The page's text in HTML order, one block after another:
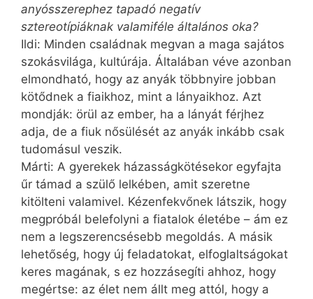
anyósszerephez tapadó negatív
sztereotípiáknak valamiféle általános oka?
Ildi: Minden családnak megvan a maga sajátos
szokásvilága, kultúrája. Általában véve azonban
elmondható, hogy az anyák többnyire jobban
kötődnek a fiaikhoz, mint a lányaikhoz. Azt
mondják: örül az ember, ha a lányát férjhez
adja, de a fiuk nősülését az anyák inkább csak
tudomásul veszik.
Márti: A gyerekek házasságkötésekor egyfajta
űr támad a szülő lelkében, amit szeretne
kitölteni valamivel. Kézenfekvőnek látszik, hogy
megpróbál belefolyni a fiatalok életébe – ám ez
nem a legszerencsésebb megoldás. A másik
lehetőség, hogy új feladatokat, elfoglaltságokat
keres magának, s ez hozzásegíti ahhoz, hogy
megértse: az élet nem állt meg attól, hogy a